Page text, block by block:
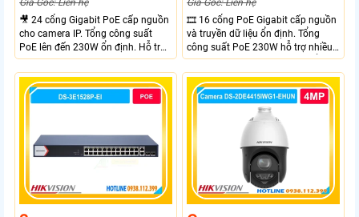
Giá Gốc: Liên hệ
🎥 24 cổng Gigabit PoE cấp nguồn
cho camera IP. Tổng công suất
PoE lên đến 230W ổn định. Hỗ trợ
truyền PoE xa đến 300 mét. Băng
thông chuyển mạch đạt 68 Gbps
mạnh mẽ.
Giá Gốc: Liên hệ
🎞 16 cổng PoE Gigabit cấp nguồn
và truyền dữ liệu ổn định. Tổng
công suất PoE 230W hỗ trợ nhiều
thiết bị cùng lúc. Tốc độ chuyển
mạch 68Gbps đảm bảo hiệu suất
cao ổn định. Hỗ trợ truyền PoE xa
lên đến 300m cho hệ thống